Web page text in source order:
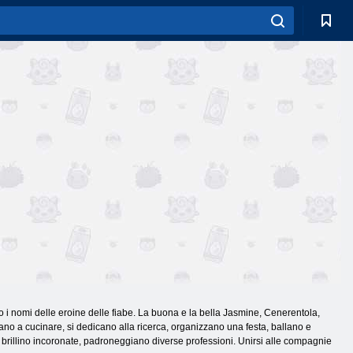
nomi delle eroine delle fiabe. La buona e la bella Jasmine, Cenerentola,
a cucinare, si dedicano alla ricerca, organizzano una festa, ballano e
incoronate, padroneggiano diverse professioni. Unirsi alle compagnie